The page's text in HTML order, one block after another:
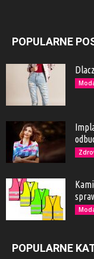
POPULARNE
POPULARNE